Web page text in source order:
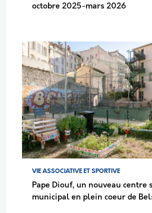
octobre 2025-mars 2026
VIE ASSOCIATIVE ET SPORTIVE
Pape Diouf, un nouveau centre
municipal en plein coeur de